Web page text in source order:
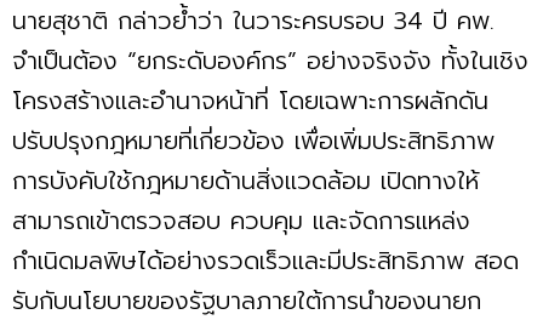
นายสุชาติ กล่าวย้ำว่า ในวาระครบรอบ 34 ปี คพ.
จำเป็นต้อง “ยกระดับองค์กร” อย่างจริงจัง ทั้งในเชิง
โครงสร้างและอำนาจหน้าที่ โดยเฉพาะการผลักดัน
ปรับปรุงกฎหมายที่เกี่ยวข้อง เพื่อเพิ่มประสิทธิภาพ
การบังคับใช้กฎหมายด้านสิ่งแวดล้อม เปิดทางให้
สามารถเข้าตรวจสอบ ควบคุม และจัดการแหล่ง
กำเนิดมลพิษได้อย่างรวดเร็วและมีประสิทธิภาพ สอด
รับกับนโยบายของรัฐบาลภายใต้การนำของนายก